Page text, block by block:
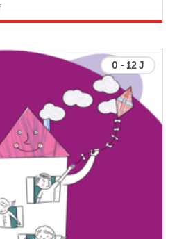
0 - 12 J